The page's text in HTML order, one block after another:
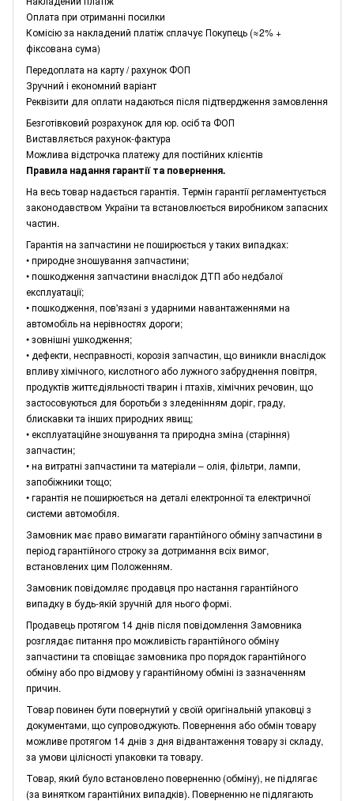
Оплата при отриманні посилки
Комісію за накладений платіж сплачує Покупець (≈2% +
фіксована сума)
Передоплата на карту / рахунок ФОП
Зручний і економний варіант
Реквізити для оплати надаються після підтвердження замовлення
Безготівковий розрахунок для юр. осіб та ФОП
Виставляється рахунок-фактура
Можлива відстрочка платежу для постійних клієнтів
Правила надання гарантії та повернення.
На весь товар надається гарантія. Термін гарантії регламентується
законодавством України та встановлюється виробником запасних
частин.
Гарантія на запчастини не поширюється у таких випадках:
• природне зношування запчастини;
• пошкодження запчастини внаслідок ДТП або недбалої
експлуатації;
• пошкодження, пов'язані з ударними навантаженнями на
автомобіль на нерівностях дороги;
• зовнішні ушкодження;
• дефекти, несправності, корозія запчастин, що виникли внаслідок
впливу хімічного, кислотного або лужного забруднення повітря,
продуктів життєдіяльності тварин і птахів, хімічних речовин, що
застосовуються для боротьби з зледенінням доріг, граду,
блискавки та інших природних явищ;
• експлуатаційне зношування та природна зміна (старіння)
запчастин;
• на витратні запчастини та матеріали – олія, фільтри, лампи,
запобіжники тощо;
• гарантія не поширюється на деталі електронної та електричної
системи автомобіля.
Замовник має право вимагати гарантійного обміну запчастини в
період гарантійного строку за дотримання всіх вимог,
встановлених цим Положенням.
Замовник повідомляє продавця про настання гарантійного
випадку в будь-якій зручній для нього формі.
Продавець протягом 14 днів після повідомлення Замовника
розглядає питання про можливість гарантійного обміну
запчастини та сповіщає замовника про порядок гарантійного
обміну або про відмову у гарантійному обміні із зазначенням
причин.
Товар повинен бути повернутий у своїй оригінальній упаковці з
документами, що супроводжують. Повернення або обмін товару
можливе протягом 14 днів з дня відвантаження товару зі складу,
за умови цілісності упаковки та товару.
Товар, який було встановлено поверненню (обміну), не підлягає
(за винятком гарантійних випадків). Поверненню не підлягають